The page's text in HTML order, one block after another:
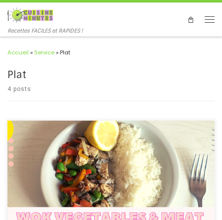
Recettes FACILES et RAPIDES !
Accueil » Service»Plat
Plat
4 posts
Comment faire un plat au wok rapide ? La cuisine au wok permet
de faire des plats rapides et improvisés. Les légumes surgelés, ça
aide bien aussi ! Mais pourquoi s'en priver ? How to make a quick
wok dish? Wok cooking allows you to make quick and improvised
dishes. Frozen vegetables also help! But why deprive yourself of
them? #wok #cuisine #meat #vegetable #frozen #quick #fast
#rice #gourmand #facile #easy